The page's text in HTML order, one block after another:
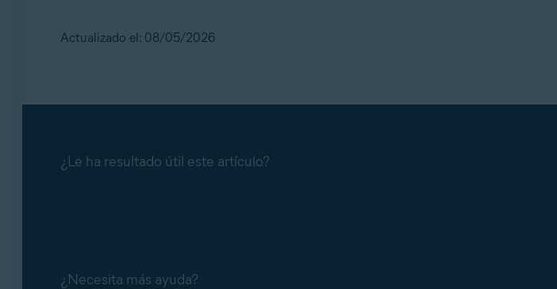
Actualizado el: 08/05/2026
¿Le ha resultado útil este artículo?
¿Necesita más ayuda?